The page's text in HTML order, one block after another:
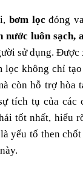
bơm lọc đóng
nước luôn sạch,
sử dụng. Được
lọc không chỉ
còn hỗ trợ hòa
tích tụ của các
tốt nhất, hiểu
yếu tố then